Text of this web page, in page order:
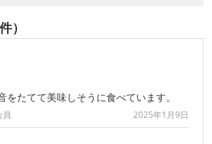
）
をたてて美味しそうに食べています。
員 2025年1月9日